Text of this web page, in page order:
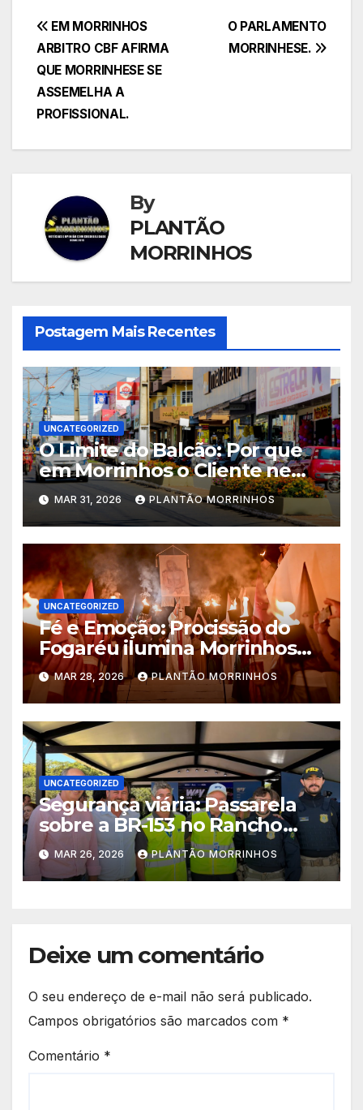
Navegação
de
Post
O PARLAMENTO
MORRINHESE.
EM MORRINHOS
ARBITRO CBF AFIRMA
QUE MORRINHESE SE
ASSEMELHA A
PROFISSIONAL.
By
PLANTÃO
MORRINHOS
Postagem Mais Recentes
UNCATEGORIZED
O Limite do Balcão: Por que
em Morrinhos o Cliente nem
Sempre tem Razão
MAR 31, 2026 PLANTÃO MORRINHOS
UNCATEGORIZED
Fé e Emoção: Procissão do
Fogaréu ilumina Morrinhos
no dia 30
MAR 28, 2026 PLANTÃO MORRINHOS
UNCATEGORIZED
Segurança viária: Passarela
sobre a BR-153 no Rancho
Alegre sairá do papel em 100
dias
MAR 26, 2026 PLANTÃO MORRINHOS
Deixe um comentário
O seu endereço de e-mail não será publicado.
Campos obrigatórios são marcados com *
Comentário *